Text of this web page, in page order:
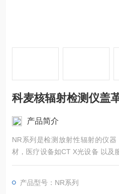
科麦核辐射检测仪盖
产品简介
NR系列是检测放射性辐射的仪
材，医疗设备如CT X光设备 以及
地区进口食品产品等
产品型号：NR系列